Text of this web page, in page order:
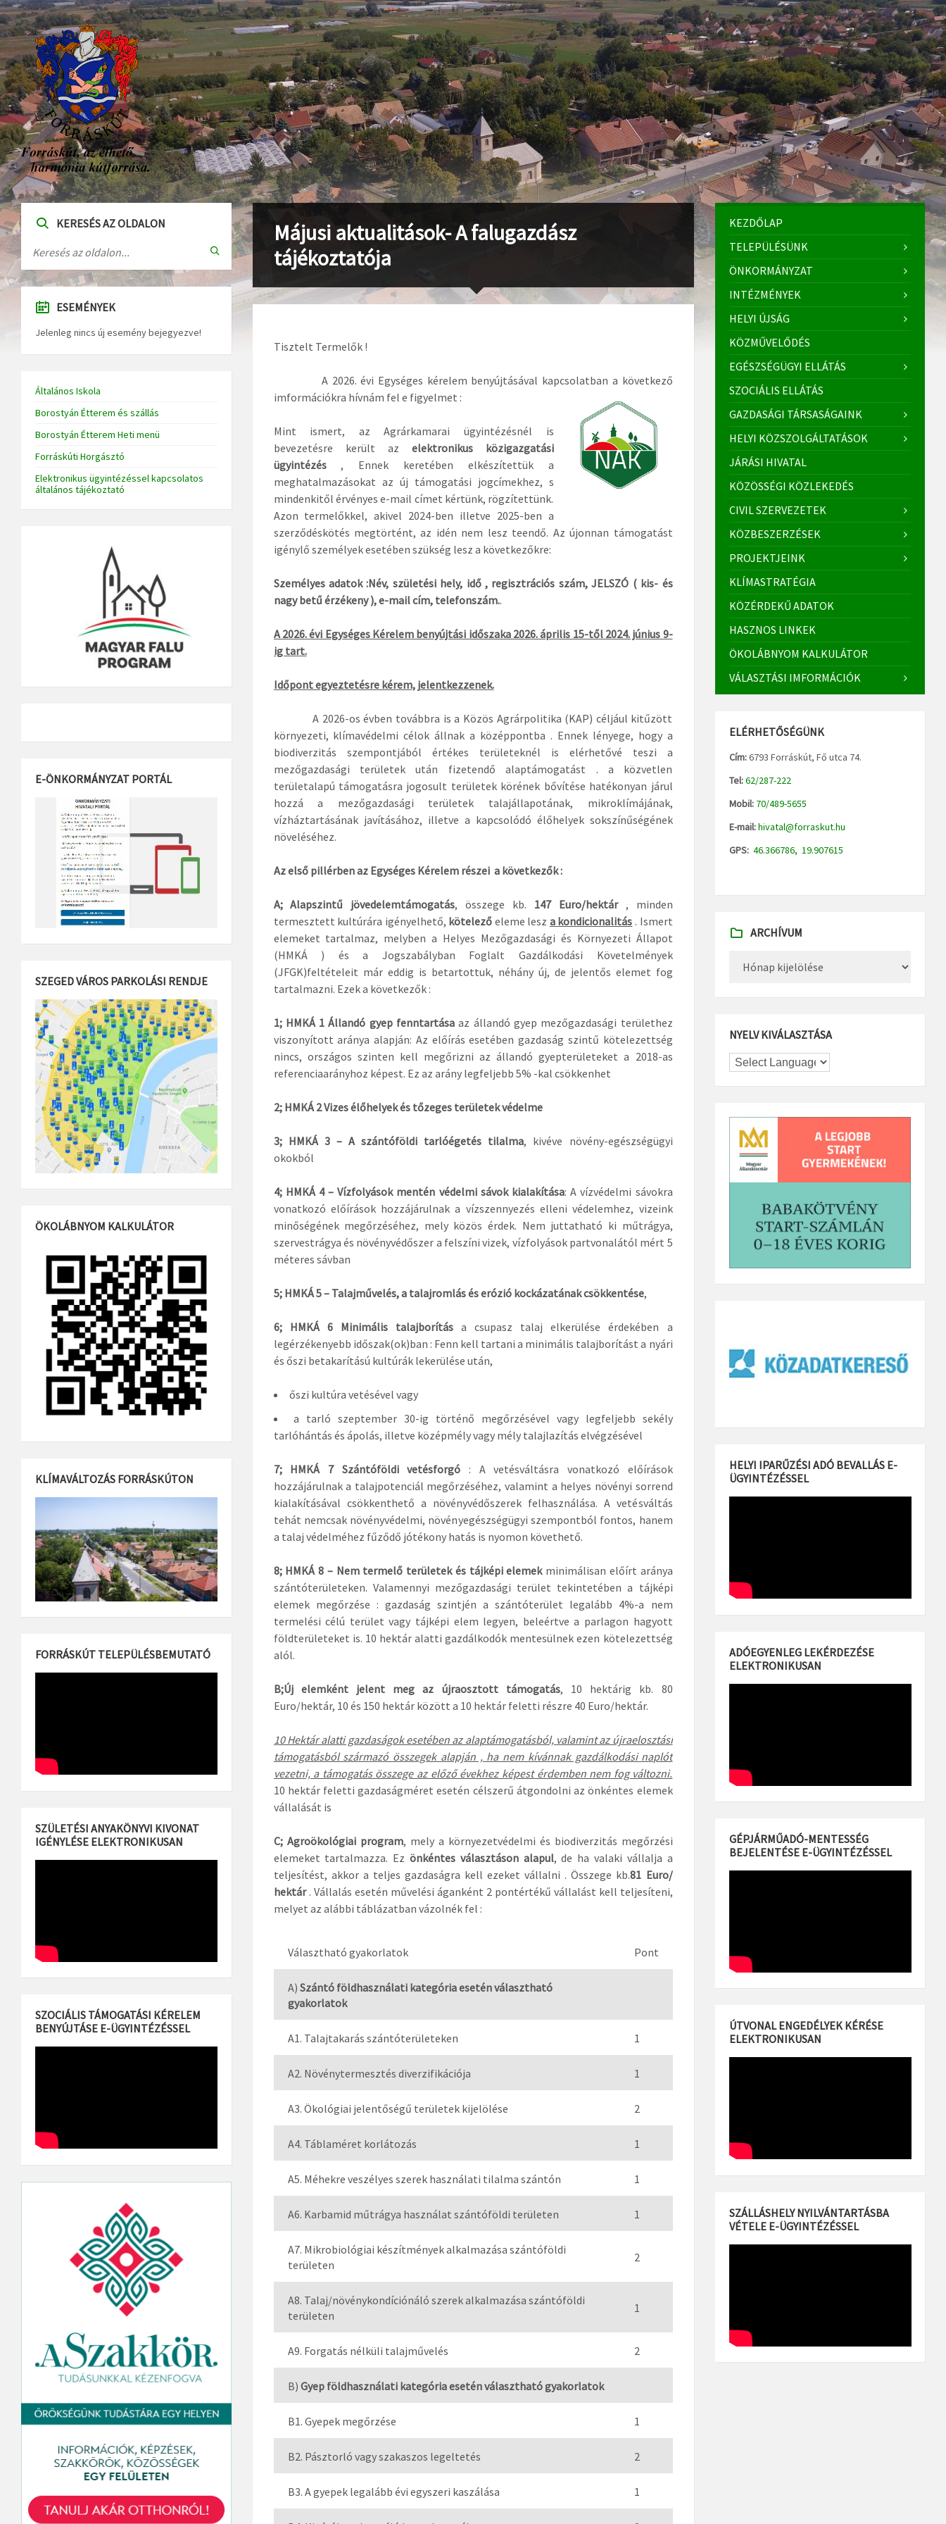
Májusi aktualitások- A falugazdász
tájékoztatója
Tisztelt Termelők !
A 2026. évi Egységes kérelem benyújtásával kapcsolatban a következő
imformációkra hívnám fel e figyelmet :
Mint ismert, az Agrárkamarai ügyintézésnél is
bevezetésre került az elektronikus közigazgatási
ügyintézés, Ennek keretében elkészítettük a
meghatalmazásokat az új támogatási jogcímekhez, s
mindenkitől érvényes e-mail címet kértünk, rögzítettünk.
Azon termelőkkel, akivel 2024-ben illetve 2025-ben a
szerződéskötés megtörtént, az idén nem lesz teendő. Az újonnan támogatást
igénylő személyek esetében szükség lesz a következőkre:
Személyes adatok :Név, születési hely, idő , regisztrációs szám, JELSZÓ ( kis- és
nagy betű érzékeny ), e-mail cím, telefonszám..
A 2026. évi Egységes Kérelem benyújtási időszaka 2026. április 15-től 2024. június 9-
ig tart.
Időpont egyeztetésre kérem, jelentkezzenek.
A 2026-os évben továbbra is a Közös Agrárpolitika (KAP) céljául kitűzött
környezeti, klímavédelmi célok állnak a középpontba . Ennek lényege, hogy a
biodiverzitás szempontjából értékes területeknél is elérhetővé teszi a
mezőgazdasági területek után fizetendő alaptámogatást . a közvetlen
területalapú támogatásra jogosult területek körének bővítése hatékonyan járul
hozzá a mezőgazdasági területek talajállapotának, mikroklímájának,
vízháztartásának javításához, illetve a kapcsolódó élőhelyek sokszínűségének
növeléséhez.
Az első pillérben az Egységes Kérelem részei a következők :
A; Alapszintű jövedelemtámogatás, összege kb. 147 Euro/hektár, minden
termesztett kultúrára igényelhető, kötelező eleme lesz a kondicionalitás . Ismert
elemeket tartalmaz, melyben a Helyes Mezőgazdasági és Környezeti Állapot
(HMKÁ ) és a Jogszabályban Foglalt Gazdálkodási Követelmények
(JFGK)feltételeit már eddig is betartottuk, néhány új, de jelentős elemet fog
tartalmazni. Ezek a következők :
1; HMKÁ 1 Állandó gyep fenntartása az állandó gyep mezőgazdasági területhez
viszonyított aránya alapján: Az előírás esetében gazdaság szintű kötelezettség
nincs, országos szinten kell megőrizni az állandó gyepterületeket a 2018-as
referenciaarányhoz képest. Ez az arány legfeljebb 5% -kal csökkenhet
2; HMKÁ 2 Vizes élőhelyek és tőzeges területek védelme
3; HMKÁ 3 – A szántóföldi tarlóégetés tilalma, kivéve növény-egészségügyi
okokból
4; HMKÁ 4 – Vízfolyások mentén védelmi sávok kialakítása: A vízvédelmi sávokra
vonatkozó előírások hozzájárulnak a vízszennyezés elleni védelemhez, vizeink
minőségének megőrzéséhez, mely közös érdek. Nem juttatható ki műtrágya,
szervestrágya és növényvédőszer a felszíni vizek, vízfolyások partvonalától mért 5
méteres sávban
5; HMKÁ 5 – Talajművelés, a talajromlás és erózió kockázatának csökkentése,
6; HMKÁ 6 Minimális talajborítása csupasz talaj elkerülése érdekében a
legérzékenyebb időszak(ok)ban : Fenn kell tartani a minimális talajborítást a nyári
és őszi betakarítású kultúrák lekerülése után,
őszi kultúra vetésével vagy
a tarló szeptember 30-ig történő megőrzésével vagy legfeljebb sekély
tarlóhántás és ápolás, illetve középmély vagy mély talajlazítás elvégzésével
7; HMKÁ 7 Szántóföldi vetésforgó : A vetésváltásra vonatkozó előírások
hozzájárulnak a talajpotenciál megőrzéséhez, valamint a helyes növényi sorrend
kialakításával csökkenthető a növényvédőszerek felhasználása. A vetésváltás
tehát nemcsak növényvédelmi, növényegészségügyi szempontból fontos, hanem
a talaj védelméhez fűződő jótékony hatás is nyomon követhető.
8; HMKÁ 8 – Nem termelő területek és tájképi elemekminimálisan előírt aránya
szántóterületeken. Valamennyi mezőgazdasági terület tekintetében a tájképi
elemek megőrzése : gazdaság szintjén a szántóterület legalább 4%-a nem
termelési célú terület vagy tájképi elem legyen, beleértve a parlagon hagyott
földterületeket is. 10 hektár alatti gazdálkodók mentesülnek ezen kötelezettség
alól.
B;Új elemként jelent meg az újraosztott támogatás, 10 hektárig kb. 80
Euro/hektár, 10 és 150 hektár között a 10 hektár feletti részre 40 Euro/hektár.
10 Hektár alatti gazdaságok esetében az alaptámogatásból, valamint az újraelosztási
támogatásból származó összegek alapján , ha nem kívánnak gazdálkodási naplót
vezetni, a támogatás összege az előző évekhez képest érdemben nem fog változni.
10 hektár feletti gazdaságméret esetén célszerű átgondolni az önkéntes elemek
vállalását is
C; Agroökológiai program, mely a környezetvédelmi és biodiverzitás megőrzési
elemeket tartalmazza. Ez önkéntes választáson alapul, de ha valaki vállalja a
teljesítést, akkor a teljes gazdaságra kell ezeket vállalni . Összege kb.81 Euro/
hektár. Vállalás esetén művelési áganként 2 pontértékű vállalást kell teljesíteni,
melyet az alábbi táblázatban vázolnék fel :
Választható gyakorlatok Pont
A) Szántó földhasználati kategória esetén választható
gyakorlatok
A1. Talajtakarás szántóterületeken 1
A2. Növénytermesztés diverzifikációja 1
A3. Ökológiai jelentőségű területek kijelölése 2
A4. Táblaméret korlátozás 1
A5. Méhekre veszélyes szerek használati tilalma szántón 1
A6. Karbamid műtrágya használat szántóföldi területen 1
A7. Mikrobiológiai készítmények alkalmazása szántóföldi
területen
2
A8. Talaj/növénykondíciónáló szerek alkalmazása szántóföldi
területen
1
A9. Forgatás nélküli talajművelés 2
B) Gyep földhasználati kategória esetén választható gyakorlatok
B1. Gyepek megőrzése 1
B2. Pásztorló vagy szakaszos legeltetés 2
B3. A gyepek legalább évi egyszeri kaszálása 1
KERESÉS AZ OLDALON
ESEMÉNYEK
Jelenleg nincs új esemény bejegyezve!
Általános Iskola
Borostyán Étterem és szállás
Borostyán Étterem Heti menü
Forráskúti Horgásztó
Elektronikus ügyintézéssel kapcsolatos
általános tájékoztató
E-ÖNKORMÁNYZAT PORTÁL
SZEGED VÁROS PARKOLÁSI RENDJE
ÖKOLÁBNYOM KALKULÁTOR
KLÍMAVÁLTOZÁS FORRÁSKÚTON
FORRÁSKÚT TELEPÜLÉSBEMUTATÓ
SZÜLETÉSI ANYAKÖNYVI KIVONAT
IGÉNYLÉSE ELEKTRONIKUSAN
SZOCIÁLIS TÁMOGATÁSI KÉRELEM
BENYÚJTÁSE E-ÜGYINTÉZÉSSEL
KEZDŐLAP
TELEPÜLÉSÜNK
ÖNKORMÁNYZAT
INTÉZMÉNYEK
HELYI ÚJSÁG
KÖZMŰVELŐDÉS
EGÉSZSÉGÜGYI ELLÁTÁS
SZOCIÁLIS ELLÁTÁS
GAZDASÁGI TÁRSASÁGAINK
HELYI KÖZSZOLGÁLTATÁSOK
JÁRÁSI HIVATAL
KÖZÖSSÉGI KÖZLEKEDÉS
CIVIL SZERVEZETEK
KÖZBESZERZÉSEK
PROJEKTJEINK
KLÍMASTRATÉGIA
KÖZÉRDEKŰ ADATOK
HASZNOS LINKEK
ÖKOLÁBNYOM KALKULÁTOR
VÁLASZTÁSI IMFORMÁCIÓK
ELÉRHETŐSÉGÜNK
Cím:6793 Forráskút, Fő utca 74.
Tel:62/287-222
Mobil:70/489-5655
E-mail:hivatal@forraskut.hu
GPS: 46.366786, 19.907615
ARCHÍVUM
NYELV KIVÁLASZTÁSA
HELYI IPARŰZÉSI ADÓ BEVALLÁS E-
ÜGYINTÉZÉSSEL
ADÓEGYENLEG LEKÉRDEZÉSE
ELEKTRONIKUSAN
GÉPJÁRMŰADÓ-MENTESSÉG
BEJELENTÉSE E-ÜGYINTÉZÉSSEL
ÚTVONAL ENGEDÉLYEK KÉRÉSE
ELEKTRONIKUSAN
SZÁLLÁSHELY NYILVÁNTARTÁSBA
VÉTELE E-ÜGYINTÉZÉSSEL